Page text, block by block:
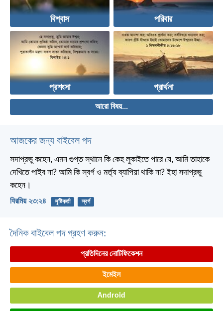
বিশ্বাস পরিবার
প্রশংসা প্রার্থনা
আরো বিষয়...
আজকের জন্য বাইবেল পদ
সদাপ্রভু কহেন, এমন গুপ্ত স্থানে কি কেহ লুকাইতে পারে যে, আমি তাহাকে
দেখিতে পাইব না? আমি কি স্বর্গ ও মর্ত্য ব্যাপিয়া থাকি না? ইহা সদাপ্রভু
কহেন।
যিরমিয় ২৩:২৪ সৃষ্টিকর্তা স্বর্গ
দৈনিক বাইবেল পদ গ্রহণ করুন:
প্রতিদিনের নোটিফিকেশন
ইমেইল
Android